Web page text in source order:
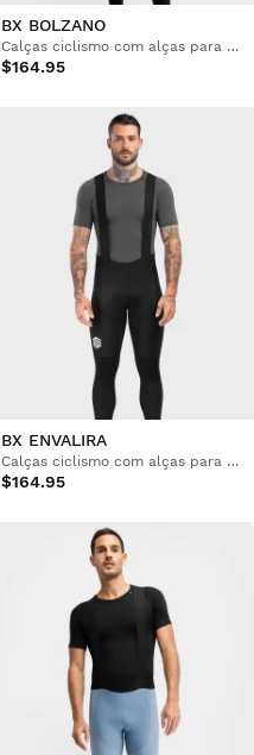
BX BOLZANO
Calças ciclismo com alças para homem
$164.95
BX ENVALIRA
Calças ciclismo com alças para homem
$164.95